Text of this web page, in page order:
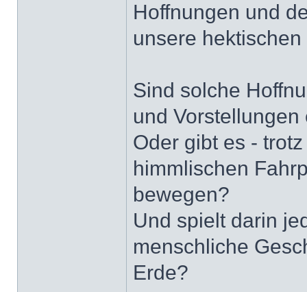
Hoffnungen und
unsere
Sind solche
und
Oder gibt es -
himmlischen
bewegen?
Und spielt darin
menschliche
Erde?